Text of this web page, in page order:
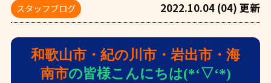
スタッフブログ 2022.10.04 (04) 更新
和歌山市・紀の川市・岩出市・海
南市の皆様こんにちは(*‘▽‘*)